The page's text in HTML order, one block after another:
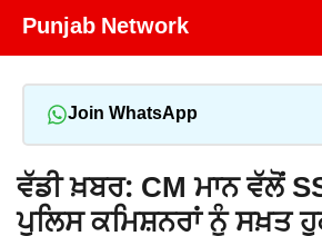
Skip
Punjab Network
Join WhatsApp
ਵੱਡੀ ਖ਼ਬਰ: CM ਮਾਨ ਵੱਲੋਂ
ਪੁਲਿਸ ਕਮਿਸ਼ਨਰਾਂ ਨੂੰ ਸਖ਼ਤ